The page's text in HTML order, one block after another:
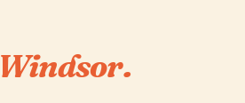
Windsor.